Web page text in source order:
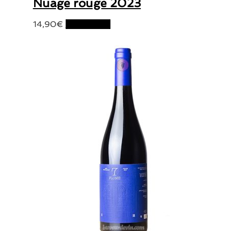
Nuage rouge 2023
14,90€